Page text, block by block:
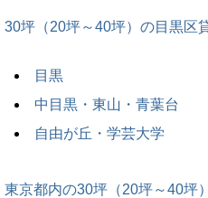
30坪（20坪～40坪）の目黒区
目黒
中目黒・東山・青葉台
自由が丘・学芸大学
東京都内の30坪（20坪～40坪